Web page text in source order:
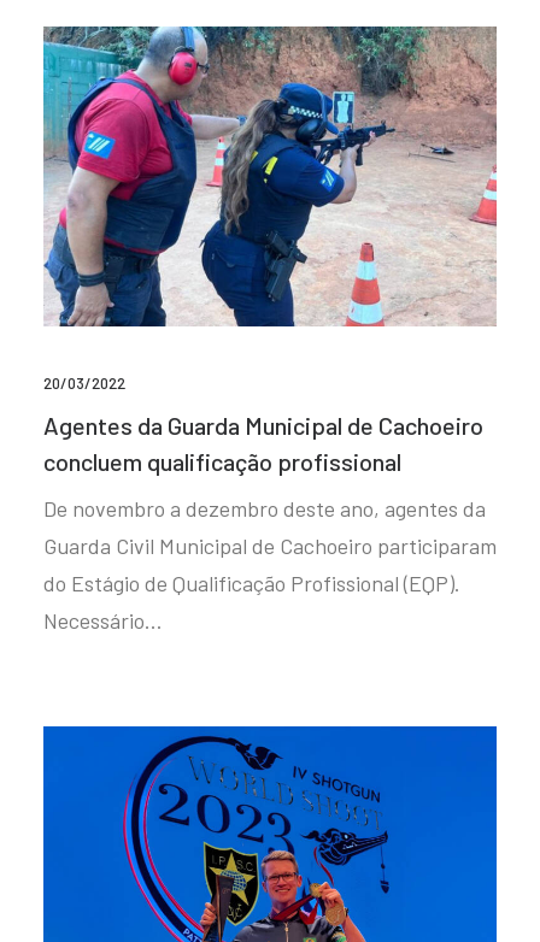
20/03/2022
Agentes da Guarda Municipal de Cachoeiro
concluem qualificação profissional
De novembro a dezembro deste ano, agentes da
Guarda Civil Municipal de Cachoeiro participaram
do Estágio de Qualificação Profissional (EQP).
Necessário…